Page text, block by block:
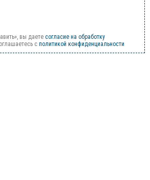
вы даете согласие на обработку
c политикой конфиденциальности